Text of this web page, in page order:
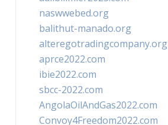
naswwebed.org
balithut-manado.org
alteregotradingcompany.org
aprce2022.com
ibie2022.com
sbcc-2022.com
AngolaOilAndGas2022.com
Convoy4Freedom2022.com